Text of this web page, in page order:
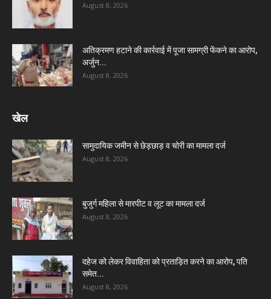
August 8, 2026
अतिक्रमण हटाने की कार्रवाई में पूजा सामग्री फेंकने का आरोप,
अर्जुन...
August 8, 2026
खेल
सामुदायिक जमीन से छेड़छाड़ व चोरी का मामला दर्ज
August 8, 2026
बुजुर्ग महिला से मारपीट व लूट का मामला दर्ज
August 8, 2026
दहेज को लेकर विवाहिता को प्रताड़ित करने का आरोप, पति
समेत...
August 8, 2026